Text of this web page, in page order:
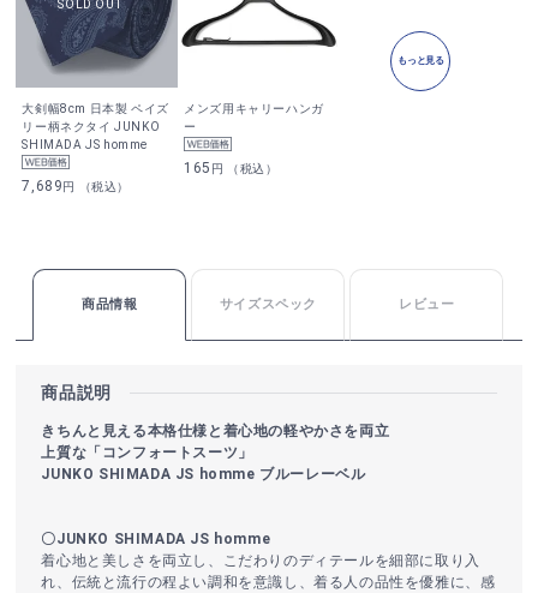
大剣幅8cm 日本製 ペイズ
リー柄ネクタイ JUNKO
SHIMADA JS homme
7,689円 （税込）
メンズ用キャリーハンガ
ー
165 円 （税込）
もっと見る
商品情報 サイズスペック レビュー
商品説明
きちんと見える本格仕様と着心地の軽やかさを両立
上質な「コンフォートスーツ」
JUNKO SHIMADA JS homme ブルーレーベル
〇JUNKO SHIMADA JS homme
着心地と美しさを両立し、こだわりのディテールを細部に取り入
れ、伝統と流行の程よい調和を意識し、着る人の品性を優雅に、感